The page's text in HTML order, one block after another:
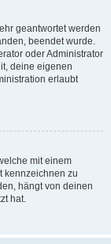
geantwortet werden
beendet wurde.
oder Administrator
deine eigenen
erlaubt
mit einem
kennzeichnen zu
hängt von deinen
hat.